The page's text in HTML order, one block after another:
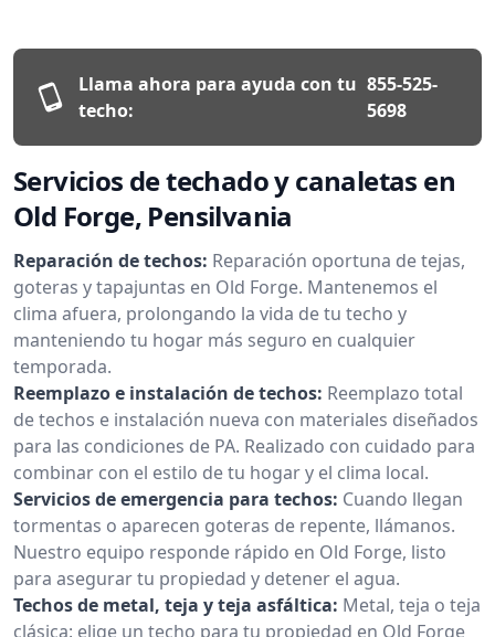
Llama ahora para ayuda con tu
techo:
855-525-
5698
Servicios de techado y canaletas en
Old Forge, Pensilvania
Reparación de techos: Reparación oportuna de tejas,
goteras y tapajuntas en Old Forge. Mantenemos el
clima afuera, prolongando la vida de tu techo y
manteniendo tu hogar más seguro en cualquier
temporada.
Reemplazo e instalación de techos: Reemplazo total
de techos e instalación nueva con materiales diseñados
para las condiciones de PA. Realizado con cuidado para
combinar con el estilo de tu hogar y el clima local.
Servicios de emergencia para techos: Cuando llegan
tormentas o aparecen goteras de repente, llámanos.
Nuestro equipo responde rápido en Old Forge, listo
para asegurar tu propiedad y detener el agua.
Techos de metal, teja y teja asfáltica: Metal, teja o teja
clásica: elige un techo para tu propiedad en Old Forge